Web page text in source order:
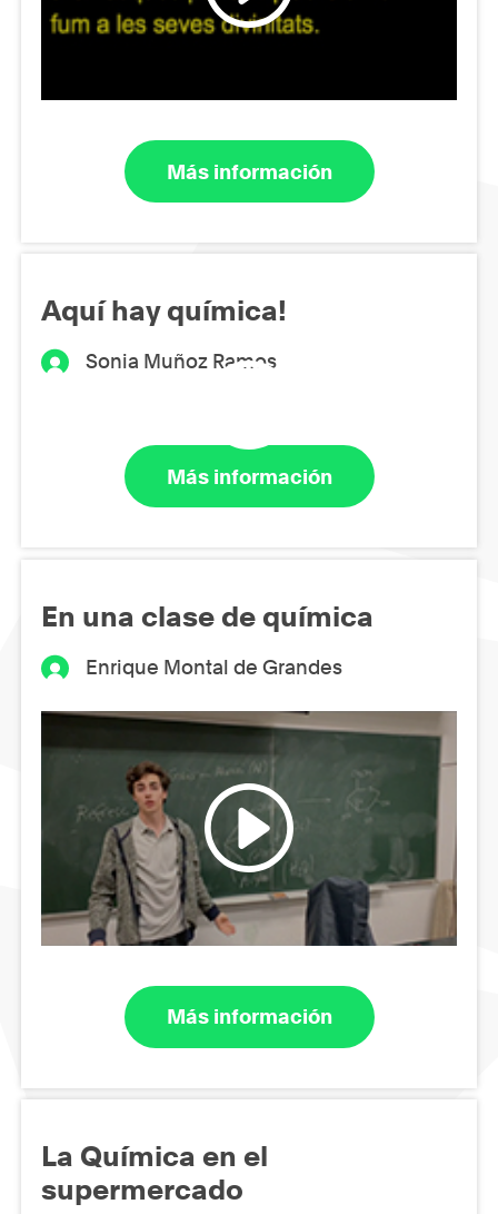
Más información
Aquí hay química!
Sonia Muñoz Ramos
Más información
En una clase de química
Enrique Montal de Grandes
Más información
La Química en el
supermercado